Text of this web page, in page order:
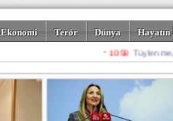
Ekonomi Terör Dünya
Spor Misafir